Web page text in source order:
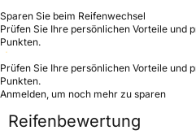
Sparen Sie beim Reifenwechsel
Prüfen Sie Ihre persönlichen Vorteile und
Punkten.
Prüfen Sie Ihre persönlichen Vorteile und
Punkten.
Anmelden, um noch mehr zu sparen
Reifenbewertung